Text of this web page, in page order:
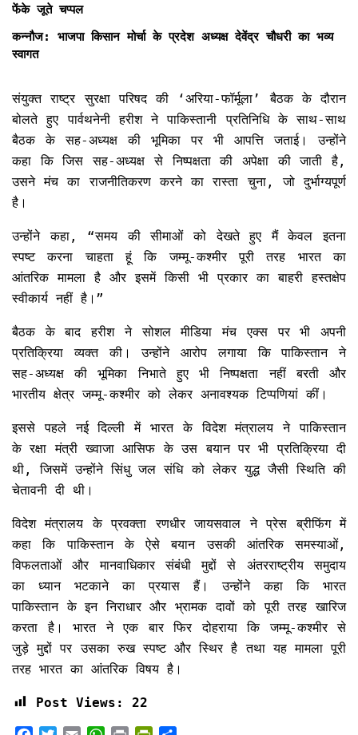
फेंके जूते चप्पल
कन्नौज: भाजपा किसान मोर्चा के प्रदेश अध्यक्ष देवेंद्र चौधरी का भव्य
स्वागत
संयुक्त राष्ट्र सुरक्षा परिषद की ‘अरिया-फॉर्मूला’ बैठक के दौरान
बोलते हुए पार्वथनेनी हरीश ने पाकिस्तानी प्रतिनिधि के साथ-साथ
बैठक के सह-अध्यक्ष की भूमिका पर भी आपत्ति जताई। उन्होंने
कहा कि जिस सह-अध्यक्ष से निष्पक्षता की अपेक्षा की जाती है,
उसने मंच का राजनीतिकरण करने का रास्ता चुना, जो दुर्भाग्यपूर्ण
है।
उन्होंने कहा, “समय की सीमाओं को देखते हुए मैं केवल इतना
स्पष्ट करना चाहता हूं कि जम्मू-कश्मीर पूरी तरह भारत का
आंतरिक मामला है और इसमें किसी भी प्रकार का बाहरी हस्तक्षेप
स्वीकार्य नहीं है।”
बैठक के बाद हरीश ने सोशल मीडिया मंच एक्स पर भी अपनी
प्रतिक्रिया व्यक्त की। उन्होंने आरोप लगाया कि पाकिस्तान ने
सह-अध्यक्ष की भूमिका निभाते हुए भी निष्पक्षता नहीं बरती और
भारतीय क्षेत्र जम्मू-कश्मीर को लेकर अनावश्यक टिप्पणियां कीं।
इससे पहले नई दिल्ली में भारत के विदेश मंत्रालय ने पाकिस्तान
के रक्षा मंत्री ख्वाजा आसिफ के उस बयान पर भी प्रतिक्रिया दी
थी, जिसमें उन्होंने सिंधु जल संधि को लेकर युद्ध जैसी स्थिति की
चेतावनी दी थी।
विदेश मंत्रालय के प्रवक्ता रणधीर जायसवाल ने प्रेस ब्रीफिंग में
कहा कि पाकिस्तान के ऐसे बयान उसकी आंतरिक समस्याओं,
विफलताओं और मानवाधिकार संबंधी मुद्दों से अंतरराष्ट्रीय समुदाय
का ध्यान भटकाने का प्रयास हैं। उन्होंने कहा कि भारत
पाकिस्तान के इन निराधार और भ्रामक दावों को पूरी तरह खारिज
करता है। भारत ने एक बार फिर दोहराया कि जम्मू-कश्मीर से
जुड़े मुद्दों पर उसका रुख स्पष्ट और स्थिर है तथा यह मामला पूरी
तरह भारत का आंतरिक विषय है।
Post Views: 22